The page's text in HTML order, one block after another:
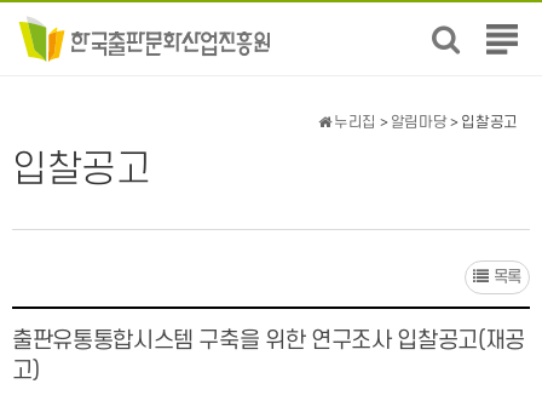
전
뉴
입찰공고
누리집 > 알림마당 > 입찰공고
목록
출판유통통합시스템 구축을 위한 연구조사 입찰공고(재공
고)